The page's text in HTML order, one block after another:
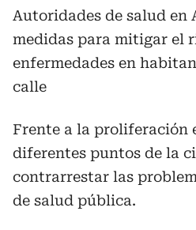
Autoridades de salud en
medidas para mitigar el
enfermedades en
calle
Frente a la proliferación
diferentes puntos de la
contrarrestar las
de salud pública.